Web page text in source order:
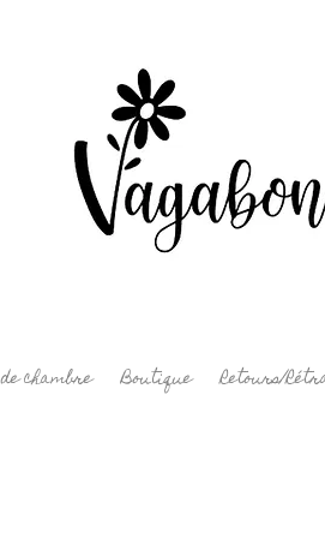
chambre Boutique Retours/